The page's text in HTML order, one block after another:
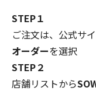
STEP１
ご注文は、公式サ
オーダーを選択
STEP２
店舗リストから